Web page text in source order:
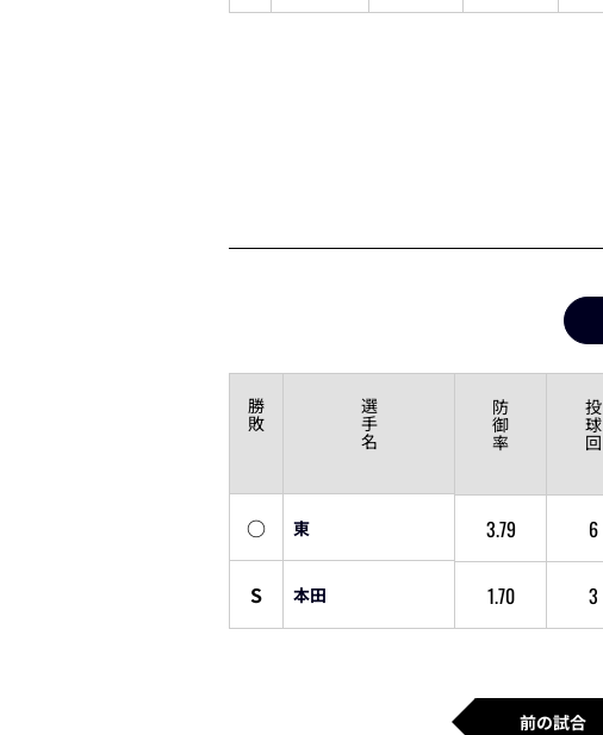
勝
敗
選
手
名
防
御
率
投
球
回
○ 東 3.79 6
S 本田 1.70 3
前の試合